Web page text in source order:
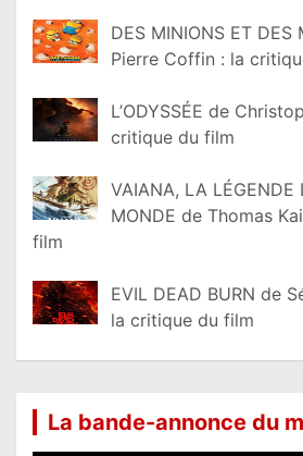
DES MINIONS ET DES
Pierre Coffin : la
L’ODYSSÉE de
critique du film
VAIANA, LA LÉGENDE
MONDE de Thomas
film
EVIL DEAD BURN de
la critique du film
La bande-annonce du